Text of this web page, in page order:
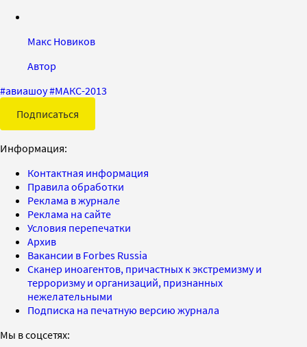
Макс Новиков
Автор
#авиашоу#МАКС-2013
Подписаться
Информация:
Контактная информация
Правила обработки
Реклама в журнале
Реклама на сайте
Условия перепечатки
Архив
Вакансии в Forbes Russia
Сканер иноагентов, причастных к экстремизму и
терроризму и организаций, признанных
нежелательными
Подписка на печатную версию журнала
Мы в соцсетях: